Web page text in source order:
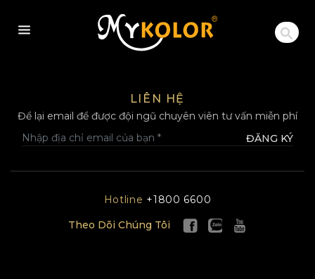
MYKOLOR
LIÊN HỆ
Để lại email để được đội ngũ chuyên viên tư vấn miễn phí
ĐĂNG KÝ
Hotline +1800 6600
Theo Dõi Chúng Tôi